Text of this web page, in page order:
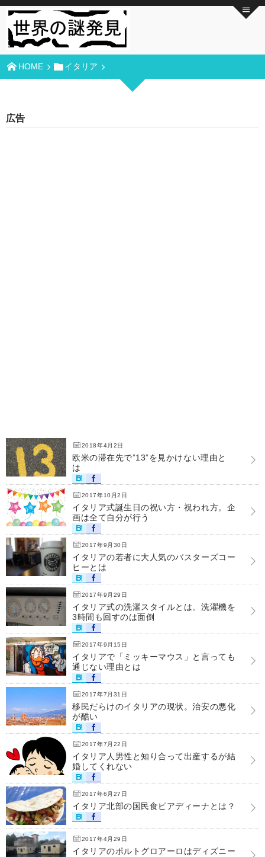
HOME イタリア
広告
2018年4月2日
欧米の滞在先で”13”を見かけない理由と
は
2017年10月2日
イタリア式誕生日の祝い方・祝われ方。企
画は全て自分が行う
2017年9月30日
イタリアの若者に大人気のバスターズコー
ヒーとは
2017年9月29日
イタリア式の洗濯スタイルとは。洗濯機を
3時間も回すのは面倒
2017年9月15日
イタリアで「ミッキーマウス」と言っても
通じない理由とは
2017年7月31日
移民だらけのイタリアの現状。治安の悪化
が酷い
2017年7月22日
イタリア人男性と知り合って出産するが結
婚してくれない
2017年6月27日
イタリア北部の国民食ピアディーナとは？
2017年4月29日
イタリアのポルトグロアーロはディズニー